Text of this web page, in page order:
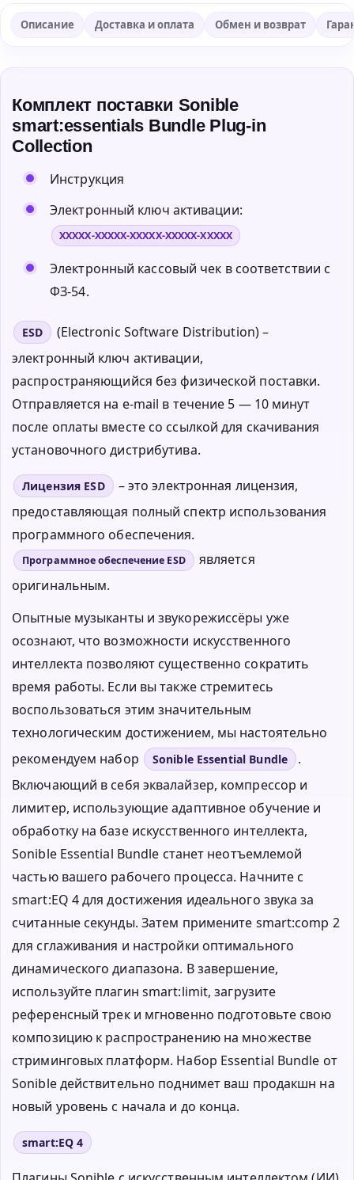
Описание Доставка и оплата Обмен и возврат
Комплект поставки Sonible
smart:essentials Bundle Plug-in
Collection
Инструкция
Электронный ключ активации:
XXXXX-XXXXX-XXXXX-XXXXX-XXXXX
Электронный кассовый чек в соответствии с
ФЗ-54.
ESD
(Electronic Software Distribution) –
электронный ключ активации,
распространяющийся без физической поставки.
Отправляется на e-mail в течение 5 — 10 минут
после оплаты вместе со ссылкой для скачивания
установочного дистрибутива.
Лицензия ESD
– это электронная лицензия,
предоставляющая полный спектр использования
программного обеспечения.
Программное обеспечение ESD
является
оригинальным.
Опытные музыканты и звукорежиссёры уже
осознают, что возможности искусственного
интеллекта позволяют существенно сократить
время работы. Если вы также стремитесь
воспользоваться этим значительным
технологическим достижением, мы настоятельно
рекомендуем набор
Sonible Essential Bundle
.
Включающий в себя эквалайзер, компрессор и
лимитер, использующие адаптивное обучение и
обработку на базе искусственного интеллекта,
Sonible Essential Bundle станет неотъемлемой
частью вашего рабочего процесса. Начните с
smart:EQ 4 для достижения идеального звука за
считанные секунды. Затем примените smart:comp 2
для сглаживания и настройки оптимального
динамического диапазона. В завершение,
используйте плагин smart:limit, загрузите
референсный трек и мгновенно подготовьте свою
композицию к распространению на множестве
стриминговых платформ. Набор Essential Bundle от
Sonible действительно поднимет ваш продакшн на
новый уровень с начала и до конца.
smart:EQ 4